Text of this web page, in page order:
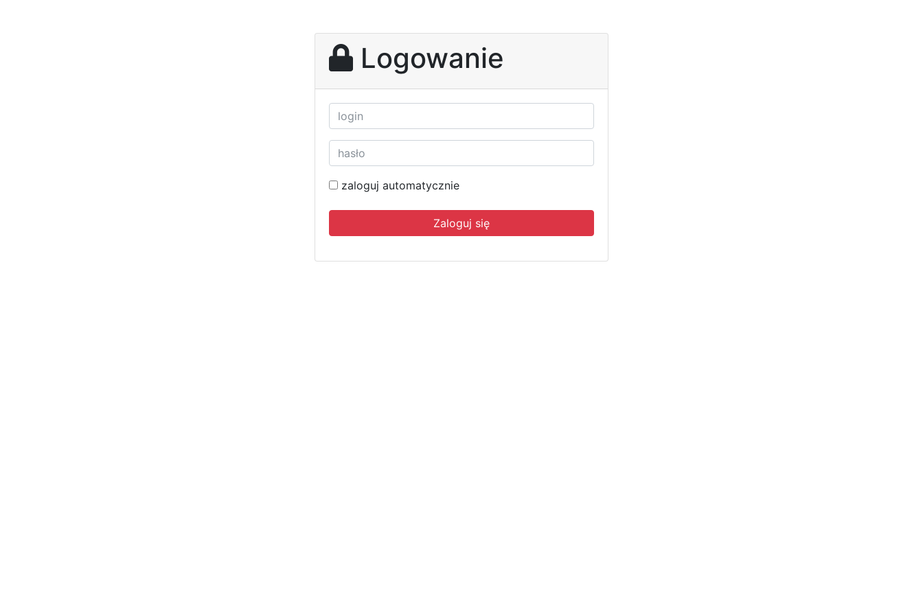
Logowanie
zaloguj automatycznie
Zaloguj się